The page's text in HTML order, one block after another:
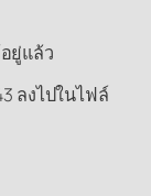
ยู่แล้ว
ลงไปในไฟล์